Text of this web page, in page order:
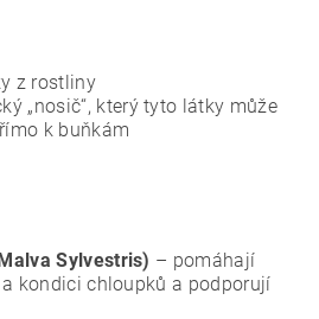
z rostliny
„nosič“, který tyto látky může
k buňkám
Sylvestris) – pomáhají
kondici chloupků a podporují